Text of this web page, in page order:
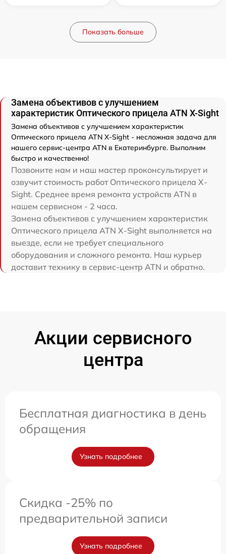
Показать больше
Замена объективов с улучшением
характеристик Оптического прицела ATN X-Sight
Замена объективов с улучшением характеристик
Оптического прицела ATN X-Sight - несложная задача для
нашего сервис-центра ATN в Екатеринбурге. Выполним
быстро и качественно!
Позвоните нам и наш мастер проконсультирует и
озвучит стоимость работ Оптического прицела X-
Sight. Среднее время ремонта устройств ATN в
нашем сервисном - 2 часа.
Замена объективов с улучшением характеристик
Оптического прицела ATN X-Sight выполняется на
выезде, если не требует специального
оборудования и сложного ремонта. Наш курьер
доставит технику в сервис-центр ATN и обратно.
Акции сервисного
центра
Бесплатная диагностика в день
обращения
Узнать подробнее
Скидка -25% по
предварительной записи
Узнать подробнее